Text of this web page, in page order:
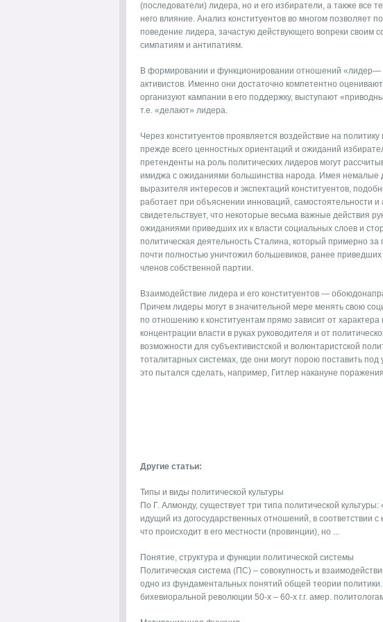
(последователи) лидера, но и его избиратели, а также все
него влияние. Анализ конституентов во многом позволяет
поведение лидера, зачастую действующего вопреки своим
симпатиям и антипатиям.
В формировании и функционировании отношений «лидер—
активистов. Именно они достаточно компетентно
организуют кампании в его поддержку, выступают
т.е. «делают» лидера.
Через конституентов проявляется воздействие на
прежде всего ценностных ориентаций и ожиданий
претенденты на роль политических лидеров могут
имиджа с ожиданиями большинства народа. Имея немалые
выразителя интересов и экспектаций конституентов,
работает при объяснении инноваций, самостоятельности и
свидетельствует, что некоторые весьма важные действия
ожиданиями приведших их к власти социальных слоев и
политическая деятельность Сталина, который примерно за
почти полностью уничтожил большевиков, ранее
членов собственной партии.
Взаимодействие лидера и его конституентов —
Причем лидеры могут в значительной мере менять свою
по отношению к конституентам прямо зависит от характера
концентрации власти в руках руководителя и от
возможности для субъективистской и волюнтаристской
тоталитарных системах, где они могут порою поставить
это пытался сделать, например, Гитлер накануне
Другие статьи:
Типы и виды политической культуры
По Г. Алмонду, существует три типа политической
идущий из догосударственных отношений, в соответствии
что происходит в его местности (провинции), но ...
Понятие, структура и функции политической системы
Политическая система (ПС) – совокупность и
одно из фундаментальных понятий общей теории
бихевиоральной революции 50-х – 60-х г.г. амер.